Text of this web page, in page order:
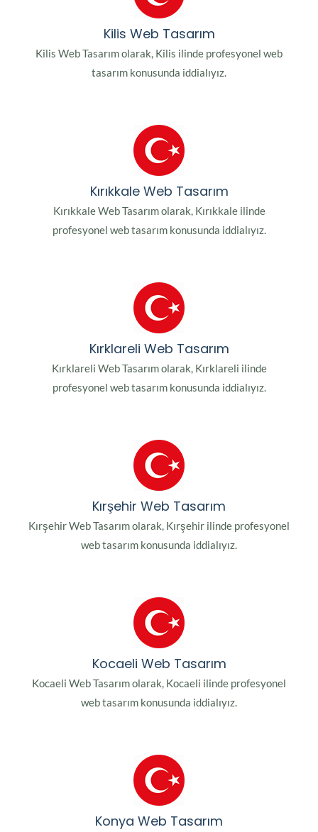
Kilis Web Tasarım
Kilis Web Tasarım olarak, Kilis ilinde profesyonel web
tasarım konusunda iddialıyız.
Kırıkkale Web Tasarım
Kırıkkale Web Tasarım olarak, Kırıkkale ilinde
profesyonel web tasarım konusunda iddialıyız.
Kırklareli Web Tasarım
Kırklareli Web Tasarım olarak, Kırklareli ilinde
profesyonel web tasarım konusunda iddialıyız.
Kırşehir Web Tasarım
Kırşehir Web Tasarım olarak, Kırşehir ilinde profesyonel
web tasarım konusunda iddialıyız.
Kocaeli Web Tasarım
Kocaeli Web Tasarım olarak, Kocaeli ilinde profesyonel
web tasarım konusunda iddialıyız.
Konya Web Tasarım